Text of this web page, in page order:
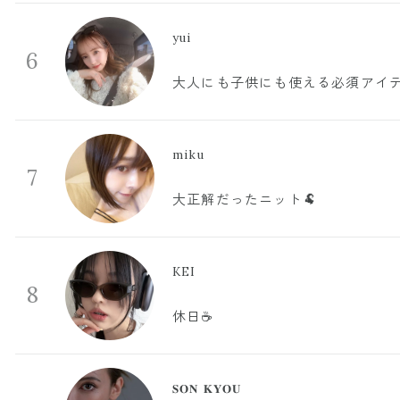
6
yui
大人にも子供にも使える必須アイ
7
miku
大正解だったニット🐏
8
KEI
休日☕️
𝐒𝐎𝐍 𝐊𝐘𝐎𝐔